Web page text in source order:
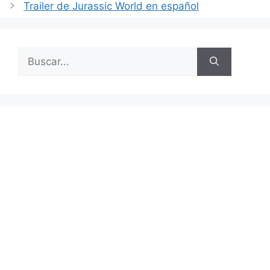
o
k
p
Trailer de Jurassic World en español
Buscar: